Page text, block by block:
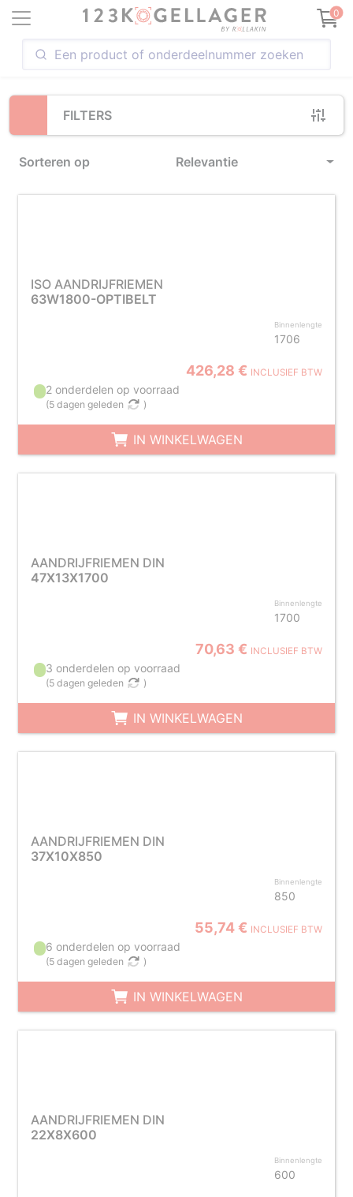
0
FILTERS
Sorteren op Relevantie
Loading...
ISO AANDRIJFRIEMEN
63W1800-OPTIBELT
Binnenlengte
1706
426,28 € INCLUSIEF BTW
2 onderdelen op voorraad
(5 dagen geleden )
IN WINKELWAGEN
AANDRIJFRIEMEN DIN
47X13X1700
Binnenlengte
1700
70,63 € INCLUSIEF BTW
3 onderdelen op voorraad
(5 dagen geleden )
IN WINKELWAGEN
AANDRIJFRIEMEN DIN
37X10X850
Binnenlengte
850
55,74 € INCLUSIEF BTW
6 onderdelen op voorraad
(5 dagen geleden )
IN WINKELWAGEN
AANDRIJFRIEMEN DIN
22X8X600
Binnenlengte
600